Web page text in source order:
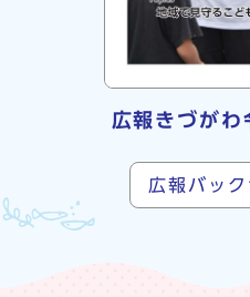
広報きづが
広報バッ